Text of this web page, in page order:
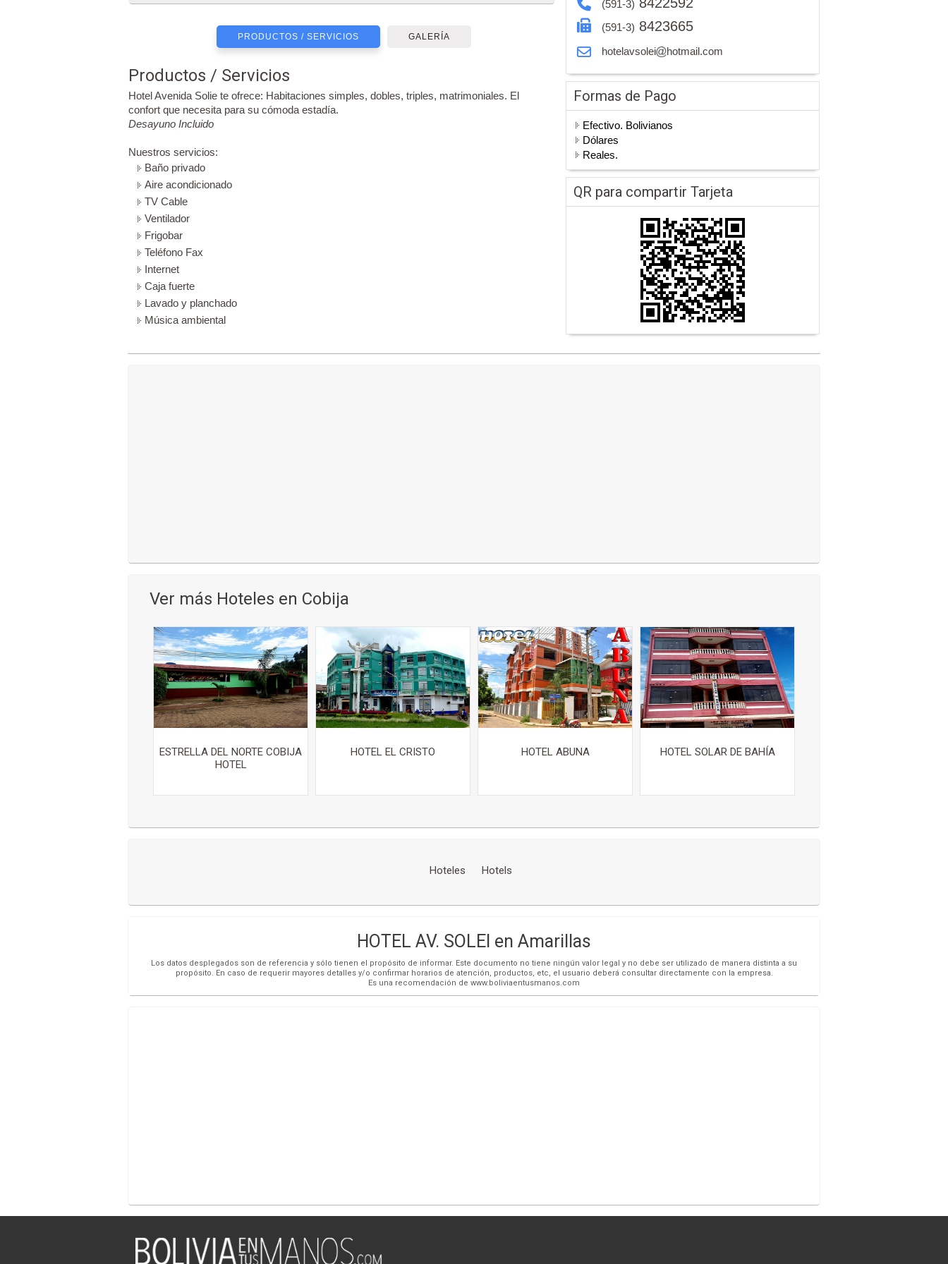
PRODUCTOS / SERVICIOS GALERÍA
Productos / Servicios
Hotel Avenida Solie te ofrece: Habitaciones simples, dobles, triples, matrimoniales. El
confort que necesita para su cómoda estadía.
Desayuno Incluido
Nuestros servicios:
Baño privado
Aire acondicionado
TV Cable
Ventilador
Frigobar
Teléfono Fax
Internet
Caja fuerte
Lavado y planchado
Música ambiental
(591-3)
(591-3) 8423665
hotelavsolei hotmail.com
Formas de Pago
Efectivo. Bolivianos
Dólares
Reales.
QR para compartir Tarjeta
Ver más Hoteles en Cobija
ESTRELLA DEL NORTE COBIJA
HOTEL
HOTEL EL CRISTO HOTEL ABUNA HOTEL SOLAR DE BAHÍA
Hoteles Hotels
HOTEL AV. SOLEI en Amarillas
Los datos desplegados son de referencia y sólo tienen el propósito de informar. Este documento no tiene ningún valor legal y no debe ser utilizado de manera distinta a su
propósito. En caso de requerir mayores detalles y/o confirmar horarios de atención, productos, etc, el usuario deberá consultar directamente con la empresa.
Es una recomendación de www.boliviaentusmanos.com